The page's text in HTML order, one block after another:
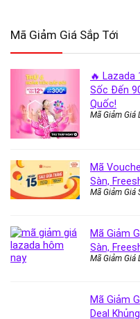
Mã Giảm Giá Sắp Tới
🔥 Lazada
Sốc Đến
Quốc!
Mã Giảm Giá
Mã
Sàn,
Mã Giảm Giá
Mã Giảm
Sàn,
Mã Giảm Giá
Mã Giảm
Deal